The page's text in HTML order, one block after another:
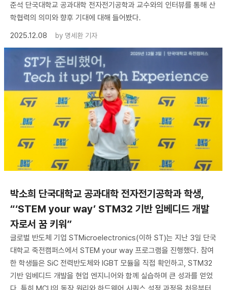
준석 단국대학교 공과대학 전자전기공학과 교수와의 인터뷰를 통해 산
학협력의 의미와 향후 기대에 대해 들어봤다.
2025.12.08
by 명세환 기자
박소희 단국대학교 공과대학 전자전기공학과 학생,
“‘STEM your way’ STM32 기반 임베디드 개발
자로서 꿈 키워”
글로벌 반도체 기업 STMicroelectronics(이하 ST)는 지난 3일 단국
대학교 죽전캠퍼스에서 STEM your way 프로그램을 진행했다. 참여
한 학생들은 SiC 전력반도체와 IGBT 모듈을 직접 확인하고, STM32
기반 임베디드 개발을 현업 엔지니어와 함께 실습하며 큰 성과를 얻었